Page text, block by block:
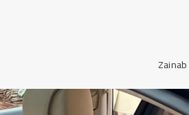
Zainab